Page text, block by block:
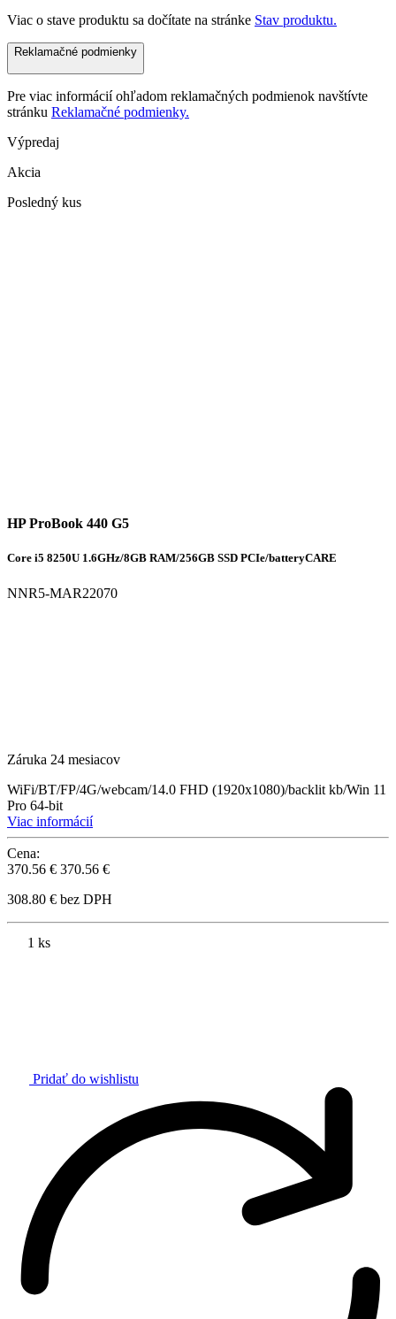
Viac o stave produktu sa dočítate na stránke Stav produktu.
Reklamačné podmienky
Pre viac informácií ohľadom reklamačných podmienok navštívte
stránku Reklamačné podmienky.
Výpredaj
Akcia
Posledný kus
HP ProBook 440 G5
Core i5 8250U 1.6GHz/8GB RAM/256GB SSD PCIe/batteryCARE
NNR5-MAR22070
Záruka 24 mesiacov
WiFi/BT/FP/4G/webcam/14.0 FHD (1920x1080)/backlit kb/Win 11
Pro 64-bit
Viac informácií
Cena:
370.56 € 370.56 €
308.80 € bez DPH
1 ks
Pridať do wishlistu